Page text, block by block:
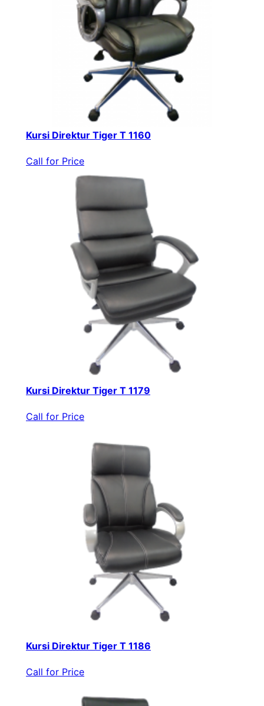
Kursi Direktur Tiger T 1160
Call for Price
Kursi Direktur Tiger T 1179
Call for Price
Kursi Direktur Tiger T 1186
Call for Price